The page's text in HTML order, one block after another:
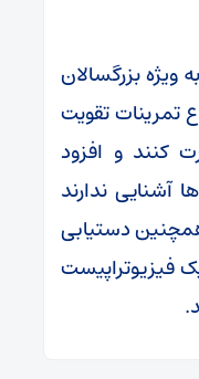
ویژه بزرگسالان
تمرینات تقویت
کنند و افزود
آشنایی ندارند
همچنین دستیابی
فیزیوتراپیست